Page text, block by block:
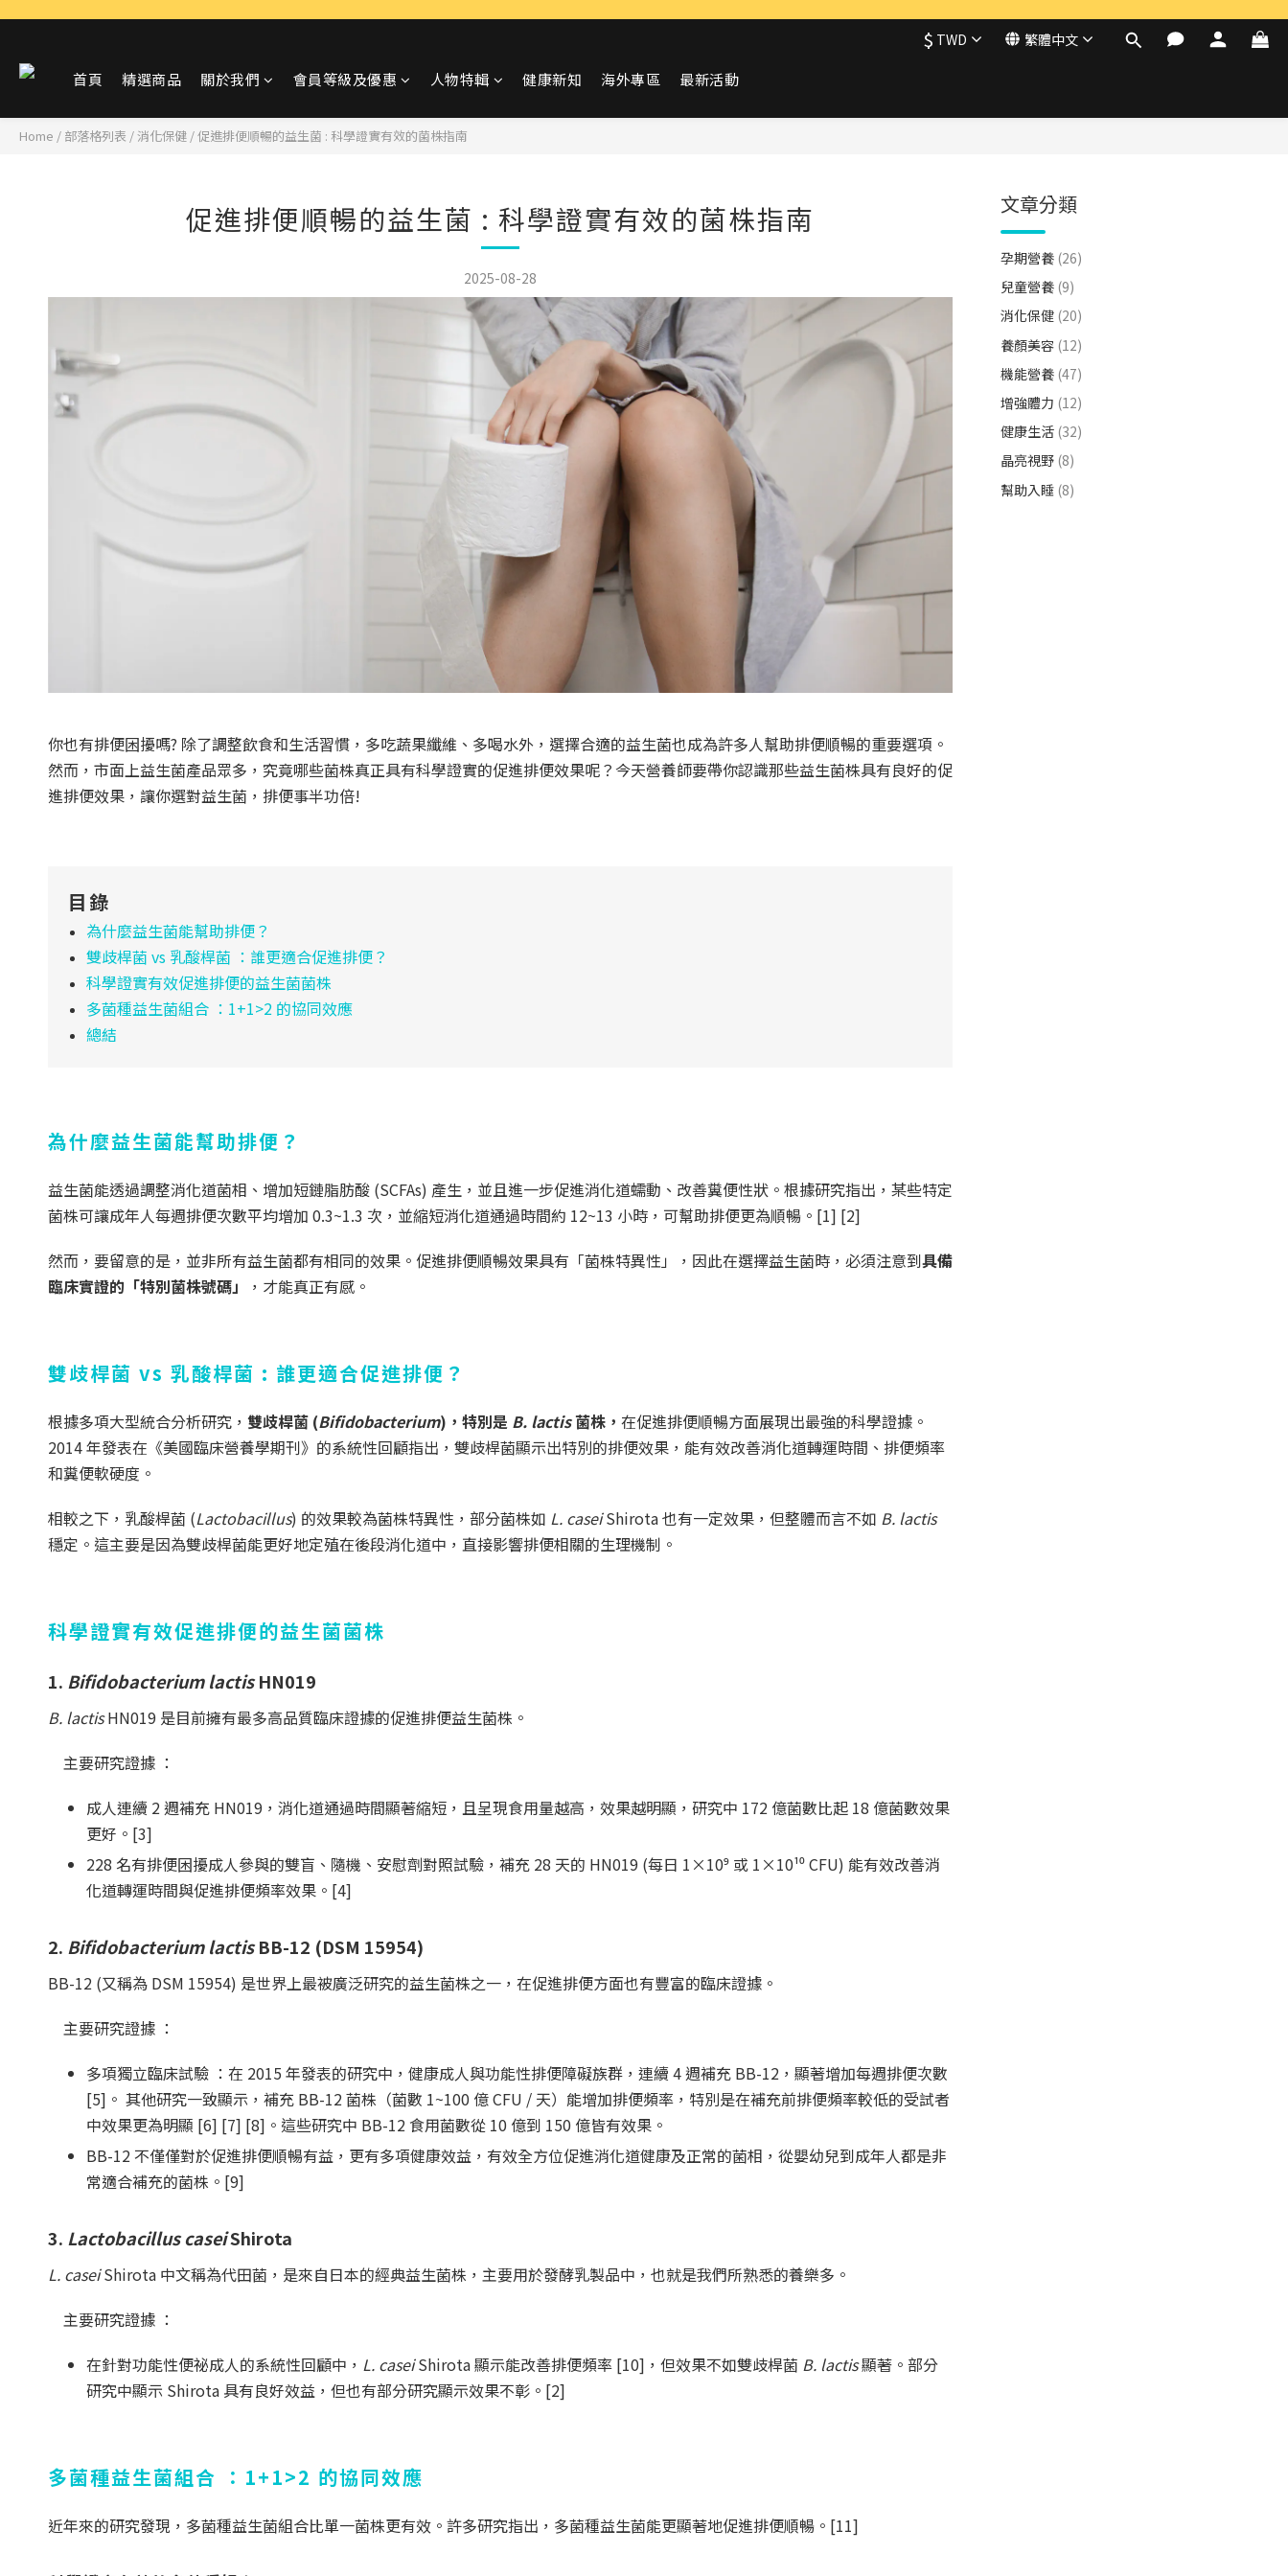
$ TWD 繁體中文
首頁 精選商品 關於我們 會員等級及優惠 人物特輯 健康新知 海外專區 最新活動
Home / 部落格列表 /消化保健 /促進排便順暢的益生菌 : 科學證實有效的菌株指南
促進排便順暢的益生菌 : 科學證實有效的菌株指南
2025-08-28
你也有排便困擾嗎? 除了調整飲食和生活習慣，多吃蔬果纖維、多喝水外，選擇合適的益生菌也成為許多人幫助排便順暢的重要選項。
然而，市面上益生菌產品眾多，究竟哪些菌株真正具有科學證實的促進排便效果呢？今天營養師要帶你認識那些益生菌株具有良好的促
進排便效果，讓你選對益生菌，排便事半功倍!
目錄
為什麼益生菌能幫助排便？
雙歧桿菌 vs 乳酸桿菌 ：誰更適合促進排便？
科學證實有效促進排便的益生菌菌株
多菌種益生菌組合 ：1+1>2 的協同效應
總結
為什麼益生菌能幫助排便？
益生菌能透過調整消化道菌相、增加短鏈脂肪酸 (SCFAs) 產生，並且進一步促進消化道蠕動、改善糞便性狀。根據研究指出，某些特定
菌株可讓成年人每週排便次數平均增加 0.3~1.3 次，並縮短消化道通過時間約 12~13 小時，可幫助排便更為順暢。[1] [2]
然而，要留意的是，並非所有益生菌都有相同的效果。促進排便順暢效果具有「菌株特異性」，因此在選擇益生菌時，必須注意到具備
臨床實證的「特別菌株號碼」
，才能真正有感。
雙歧桿菌 vs 乳酸桿菌 : 誰更適合促進排便？
根據多項大型統合分析研究， 雙歧桿菌 (Bifidobacterium)，特別是 B. lactis菌株， 在促進排便順暢方面展現出最強的科學證據。
2014 年發表在《美國臨床營養學期刊》的系統性回顧指出，雙歧桿菌顯示出特別的排便效果，能有效改善消化道轉運時間、排便頻率
和糞便軟硬度。
相較之下，乳酸桿菌 (Lactobacillus) 的效果較為菌株特異性，部分菌株如 L. caseiShirota也有一定效果，但整體而言不如 B. lactis
穩定。這主要是因為雙歧桿菌能更好地定殖在後段消化道中，直接影響排便相關的生理機制。
科學證實有效促進排便的益生菌菌株
1. Bifidobacterium lactisHN019
B. lactisHN019 是目前擁有最多高品質臨床證據的促進排便益生菌株。
主要研究證據 ：
成人連續 2 週補充 HN019，消化道通過時間顯著縮短，且呈現食用量越高，效果越明顯，研究中 172 億菌數比起 18 億菌數效果
更好。[3]
228 名有排便困擾成人參與的雙盲、隨機、安慰劑對照試驗，補充 28 天的 HN019 (每日 1×10⁹ 或 1×10¹⁰ CFU) 能有效改善消
化道轉運時間與促進排便頻率效果。[4]
2. Bifidobacterium lactisBB-12 (DSM 15954)
BB-12 (又稱為 DSM 15954) 是世界上最被廣泛研究的益生菌株之一，在促進排便方面也有豐富的臨床證據。
主要研究證據 ：
多項獨立臨床試驗 ：在 2015 年發表的研究中，健康成人與功能性排便障礙族群，連續 4 週補充 BB-12，顯著增加每週排便次數
[5]。 其他研究一致顯示，補充 BB-12 菌株（菌數 1~100 億 CFU / 天）能增加排便頻率，特別是在補充前排便頻率較低的受試者
中效果更為明顯 [6] [7] [8]。這些研究中 BB-12 食用菌數從 10 億到 150 億皆有效果。
BB-12 不僅僅對於促進排便順暢有益，更有多項健康效益，有效全方位促進消化道健康及正常的菌相，從嬰幼兒到成年人都是非
常適合補充的菌株。[9]
3. Lactobacillus caseiShirota
L. caseiShirota 中文稱為代田菌，是來自日本的經典益生菌株，主要用於發酵乳製品中，也就是我們所熟悉的養樂多。
主要研究證據 ：
在針對功能性便祕成人的系統性回顧中， L. caseiShirota 顯示能改善排便頻率 [10]，但效果不如雙歧桿菌 B. lactis顯著。部分
研究中顯示 Shirota 具有良好效益，但也有部分研究顯示效果不彰。[2]
多菌種益生菌組合 ：1+1>2 的協同效應
近年來的研究發現，多菌種益生菌組合比單一菌株更有效。許多研究指出，多菌種益生菌能更顯著地促進排便順暢。[11]
文章分類
孕期營養 (26)
兒童營養 (9)
消化保健 (20)
養顏美容 (12)
機能營養 (47)
增強體力 (12)
健康生活 (32)
晶亮視野 (8)
幫助入睡 (8)